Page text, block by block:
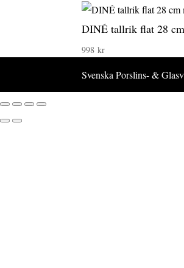
DINÉ tallrik flat 28
998kr
Svenska Porslins- &